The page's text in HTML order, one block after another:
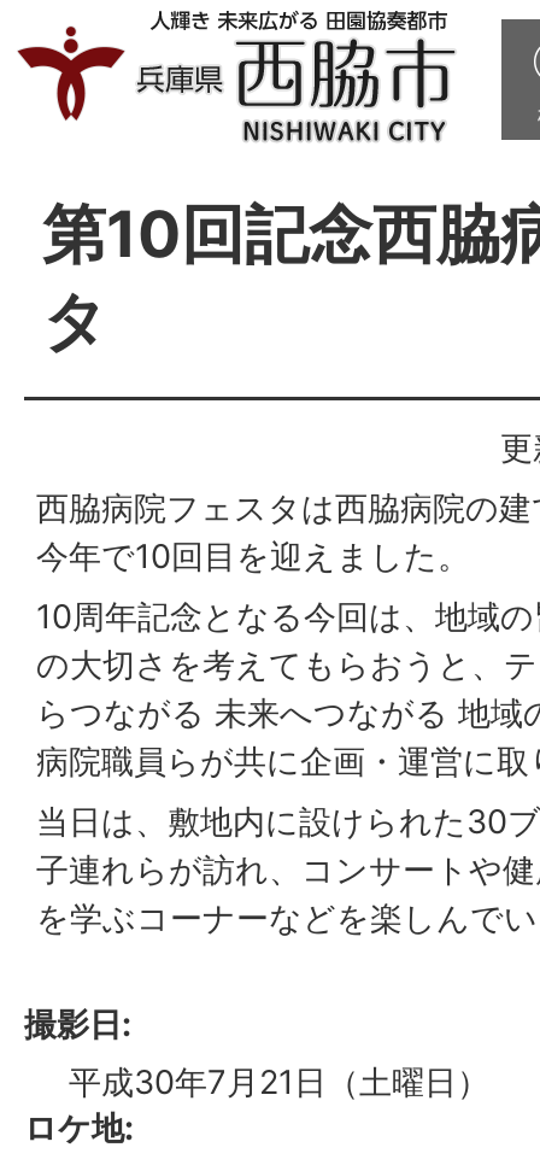
第10回記念西脇
タ
西脇病院フェスタは西脇病院の
今年で10回目を迎えました。
10周年記念となる今回は、地域
の大切さを考えてもらおうと、
らつながる 未来へつながる 地域
病院職員らが共に企画・運営に
当日は、敷地内に設けられた30
子連れらが訪れ、コンサートや
を学ぶコーナーなどを楽しんで
撮影日:
平成30年7月21日（土曜日）
ロケ地: